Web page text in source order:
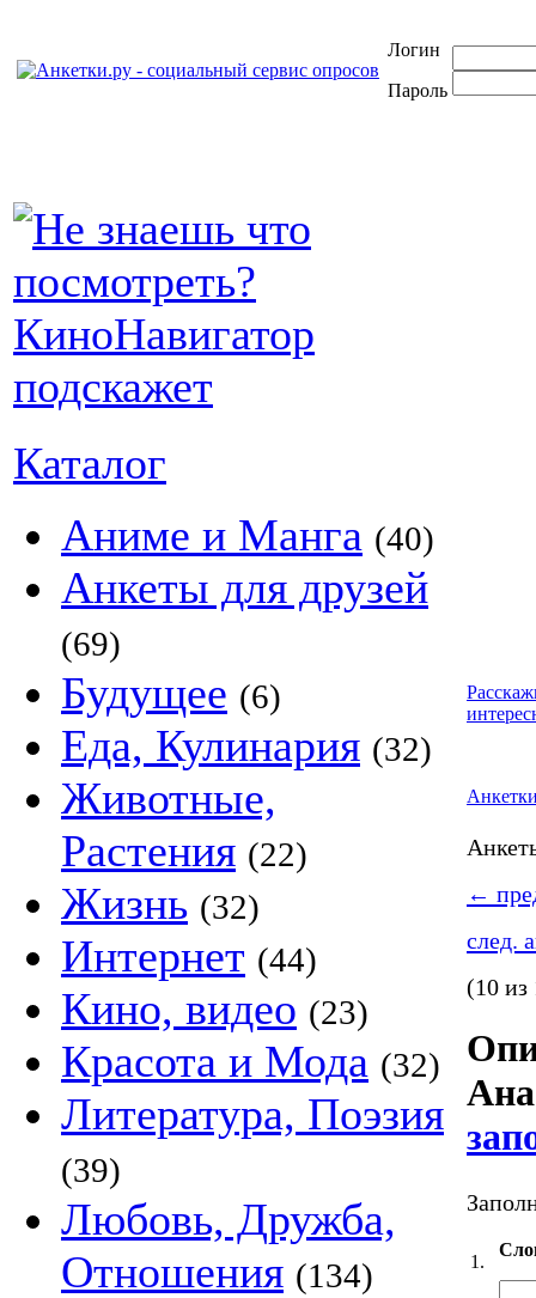
Логин
Пароль
Каталог
Аниме и Манга (40)
Анкеты для друзей
(69)
Будущее (6)
Еда, Кулинария (32)
Животные,
Растения (22)
Жизнь (32)
Интернет (44)
Кино, видео (23)
Красота и Мода (32)
Литература, Поэзия
(39)
Любовь, Дружба,
Отношения (134)
←
след.
(10 из
1.